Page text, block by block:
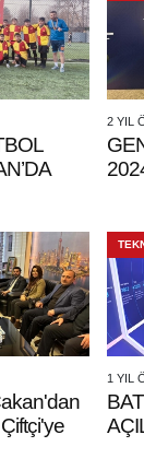
2 YIL
1 YIL